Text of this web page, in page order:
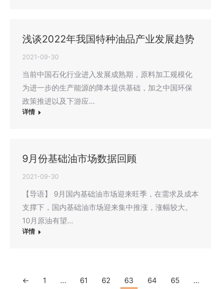
浅谈2022年我国特种油品产业发展趋势
2021-09-30
当前中国石化行业进入发展成熟期，原料加工规模化
为进一步的生产能源的降本提供基础，加之中国环保
政策推进以及下游应…
详情
9月份基础油市场数据回顾
2021-09-30
【导语】 9月国内基础油市场迎来旺季，在需求及成本
支撑下，国内基础油市场迎来集中推涨，涨幅较大。
10月原油有望…
详情
← 1 … 61 62 63 64 65
…